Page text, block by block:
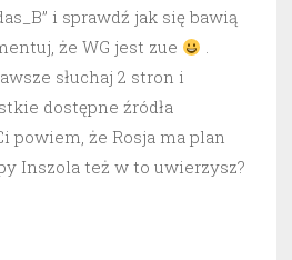
i sprawdź jak się bawią
że WG jest zue
.
słuchaj 2 stron i
dostępne źródła
powiem, że Rosja ma plan
Inszola też w to uwierzysz?